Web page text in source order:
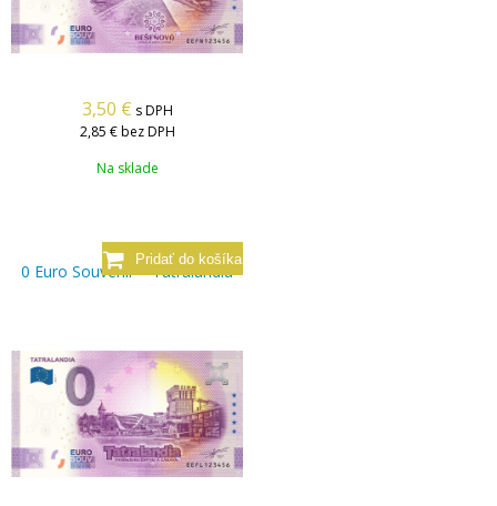
3,50 € s DPH
2,85 € bez DPH
Na sklade
0 Euro Souvenir – Tatralandia